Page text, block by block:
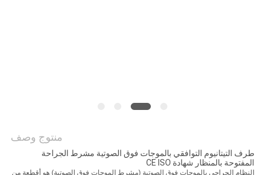
منتوج وصف
طرف التيتانيوم التوافقي بالموجات فوق الصوتية مشرط الجراحة
المفتوحة بالمنظار شهادة CE ISO
النظام الجراحي بالموجات فوق الصوتية (مشرط الموجات فوق الصوتية) هو أ قطعة من